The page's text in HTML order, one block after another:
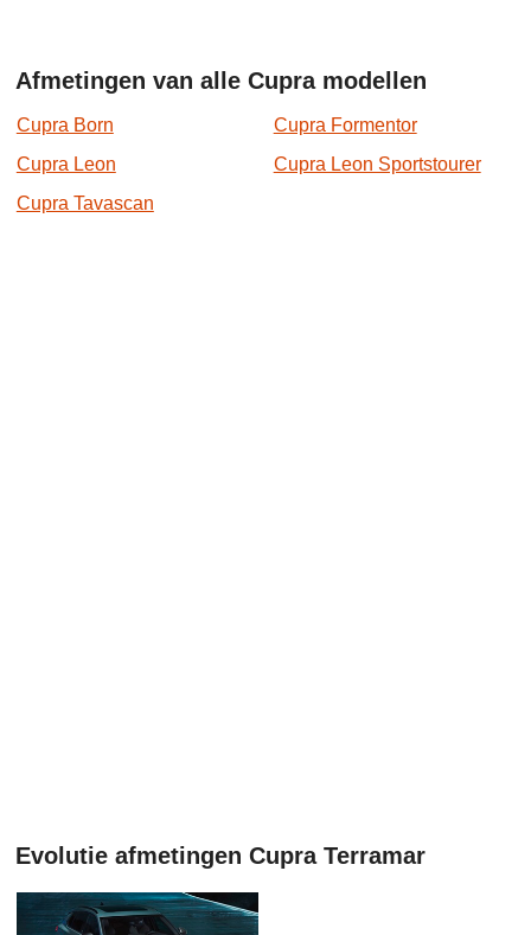
Afmetingen van alle Cupra modellen
Cupra Born
Cupra Formentor
Cupra Leon
Cupra Leon Sportstourer
Cupra Tavascan
Evolutie afmetingen Cupra Terramar